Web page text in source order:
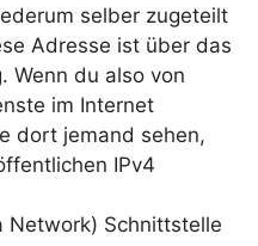
selber zugeteilt
Adresse ist über das
Wenn du also von
im Internet
dort jemand sehen,
IPv4
Network) Schnittstelle